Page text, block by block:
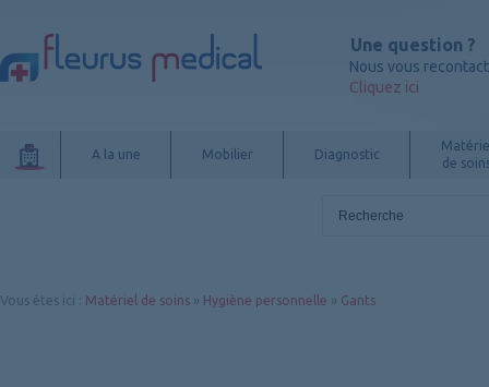
Une question ?
Nous vous
Cliquez ici
A la une Mobilier Diagnostic
de
Vous êtes ici Matériel de soins » Hygiène personnelle » Gants